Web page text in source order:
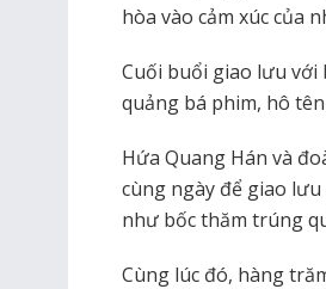
hòa vào cảm xúc của
Cuối buổi giao lưu với
quảng bá phim, hô
Hứa Quang Hán và
cùng ngày để giao
như bốc thăm trúng
Cùng lúc đó, hàng